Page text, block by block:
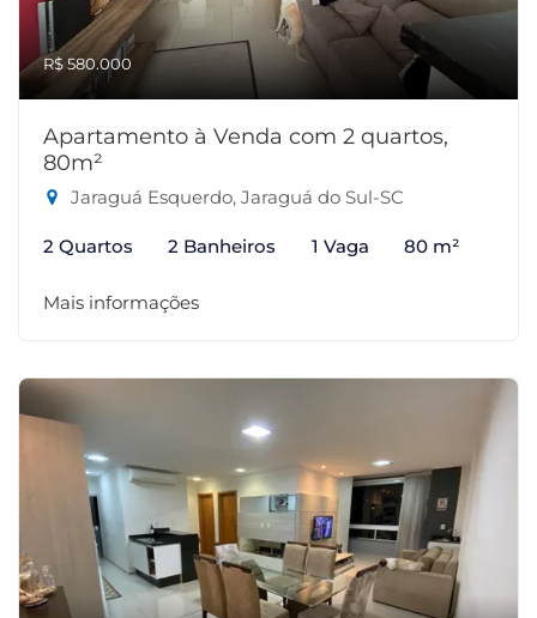
R$ 580.000
Apartamento à Venda com 2 quartos,
80m²
Jaraguá Esquerdo, Jaraguá do Sul-SC
2 Quartos 2 Banheiros 1 Vaga 80 m²
Mais informações